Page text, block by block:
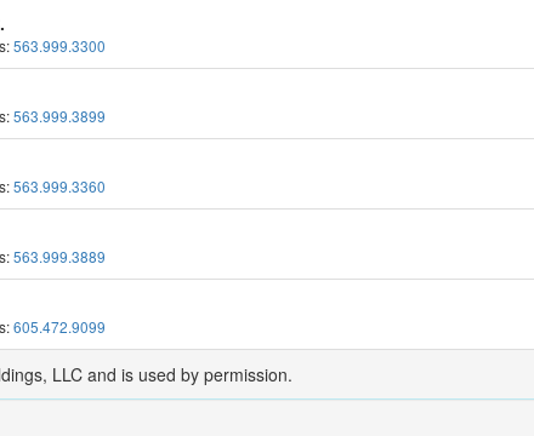
563.999.3300
563.999.3899
563.999.3360
563.999.3889
605.472.9099
LLC and is used by permission.